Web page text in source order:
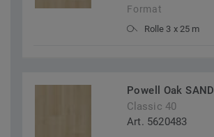
Format
Rolle 3 x 25 m
Powell Oak SAND
Classic 40
Art. 5620483